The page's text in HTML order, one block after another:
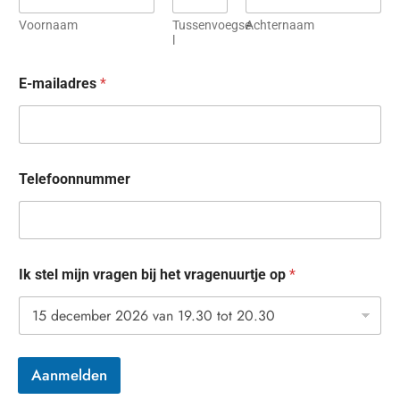
Voornaam
TussenvoegseAchternaam
E-mailadres *
Telefoonnummer
Ik stel mijn vragen bij het vragenuurtje op *
*
v
Aanmelden